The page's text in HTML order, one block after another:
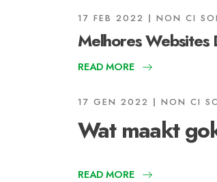
17 FEB 2022 NON CI
Melhores
READ MORE
17 GEN 2022 NON CI
Wat maakt
READ MORE